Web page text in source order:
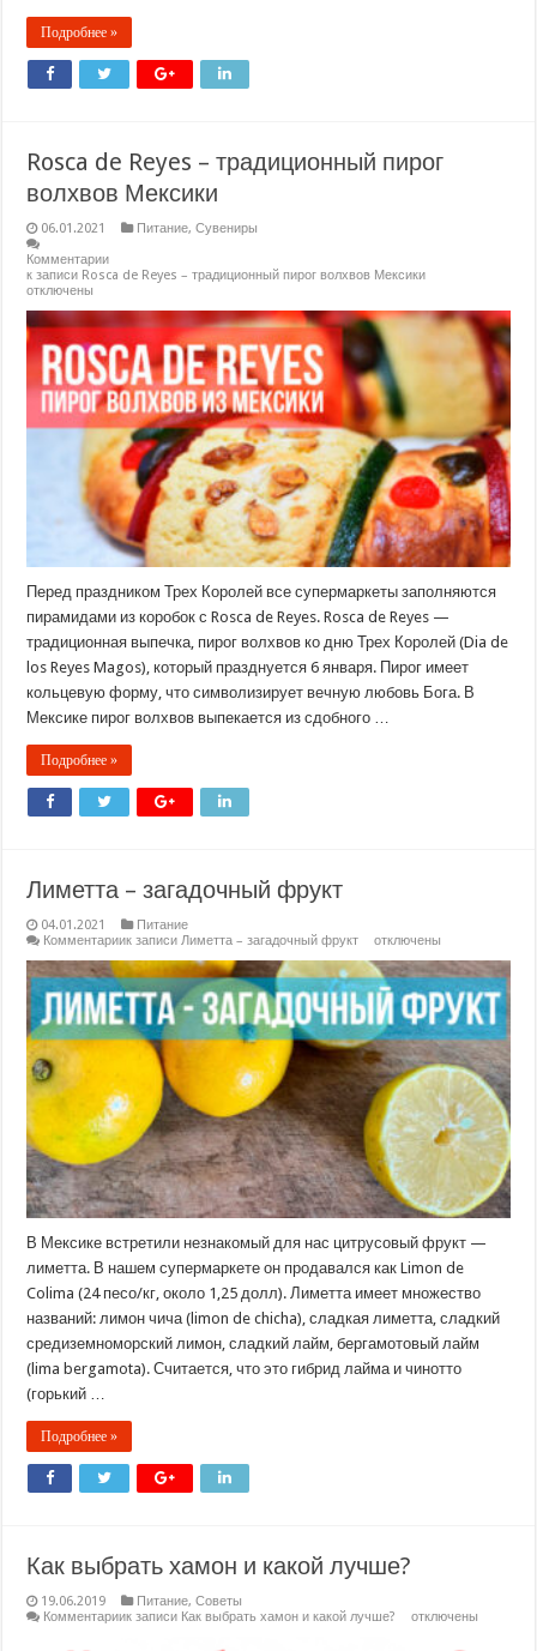
Подробнее »
Rosca de Reyes – традиционный пирог
волхвов Мексики
06.01.2021 Питание,Сувениры
Комментарии
к записи Rosca de Reyes – традиционный пирог волхвов Мексики
отключены
Перед праздником Трех Королей все супермаркеты заполняются
пирамидами из коробок с Rosca de Reyes. Rosca de Reyes —
традиционная выпечка, пирог волхвов ко дню Трех Королей (Dia de
los Reyes Magos), который празднуется 6 января. Пирог имеет
кольцевую форму, что символизирует вечную любовь Бога. В
Мексике пирог волхвов выпекается из сдобного …
Подробнее »
Лиметта – загадочный фрукт
04.01.2021
Питание
Комментариик записи Лиметта – загадочный фрукт отключены
В Мексике встретили незнакомый для нас цитрусовый фрукт —
лиметта. В нашем супермаркете он продавался как Limon de
Colima (24 песо/кг, около 1,25 долл). Лиметта имеет множество
названий: лимон чича (limon de chicha), сладкая лиметта, сладкий
средиземноморский лимон, сладкий лайм, бергамотовый лайм
(lima bergamota). Считается, что это гибрид лайма и чинотто
(горький …
Подробнее »
Как выбрать хамон и какой лучше?
19.06.2019 Питание,Советы
Комментариик записи Как выбрать хамон и какой лучше? отключены